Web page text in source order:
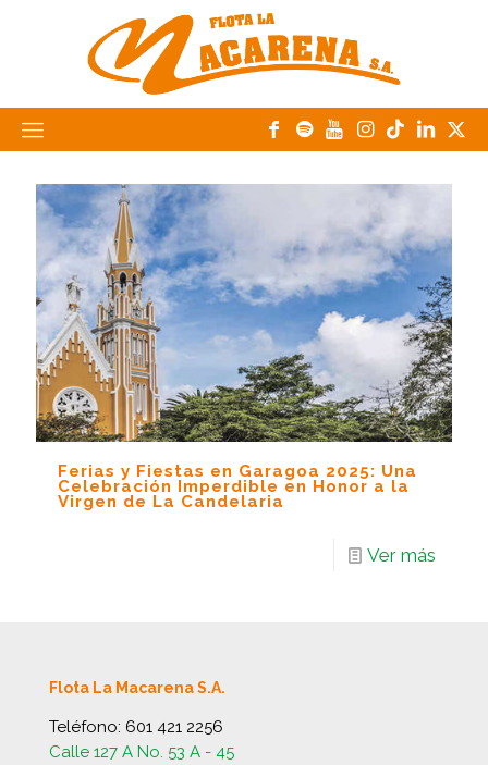
Ferias y Fiestas en Garagoa 2025: Una
Celebración Imperdible en Honor a la
Virgen de La Candelaria
Ver más
Flota La Macarena S.A.
Teléfono: 601 421 2256
Calle 127 A No. 53 A - 45